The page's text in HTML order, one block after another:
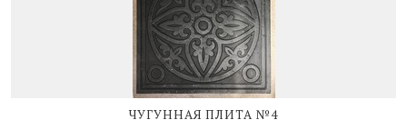
ЧУГУННАЯ ПЛИТА №4